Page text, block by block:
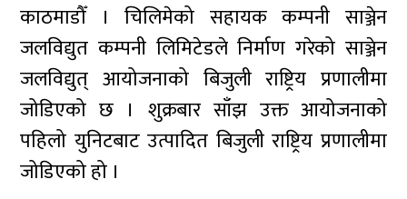
काठमाडौँ । चिलिमेको सहायक कम्पनी साञ्जेन
जलविद्युत कम्पनी लिमिटेडले निर्माण गरेको साञ्जेन
जलविद्युत् आयोजनाको बिजुली राष्ट्रिय प्रणालीमा
जोडिएको छ । शुक्रबार साँझ उक्त आयोजनाको
पहिलो युनिटबाट उत्पादित बिजुली राष्ट्रिय प्रणालीमा
जोडिएको हो ।